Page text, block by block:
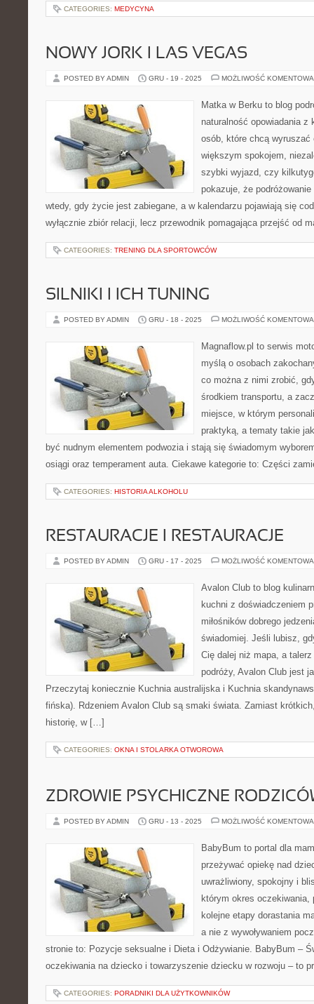
CATEGORIES: MEDYCYNA
NOWY JORK I LAS VEGAS
POSTED BY ADMIN GRU - 19 - 2025 MOŻLIWOŚĆ
Matka w Berku to blog
naturalność opowiadania z
osób, które chcą
większym spokojem,
szybki wyjazd, czy
pokazuje, że
wtedy, gdy życie jest zabiegane, a w kalendarzu pojawiają się
wyłącznie zbiór relacji, lecz przewodnik pomagająca przejść od
CATEGORIES: TRENING DLA SPORTOWCÓW
SILNIKI I ICH TUNING
POSTED BY ADMIN GRU - 18 - 2025 MOŻLIWOŚĆ
Magnaflow.pl to serwis
myślą o osobach
co można z nimi zrobić,
środkiem transportu, a
miejsce, w którym
praktyką, a tematy takie
być nudnym elementem podwozia i stają się świadomym
osiągi oraz temperament auta. Ciekawe kategorie to: Części
CATEGORIES: HISTORIA ALKOHOLU
RESTAURACJE I RESTAURACJE
POSTED BY ADMIN GRU - 17 - 2025 MOŻLIWOŚĆ
Avalon Club to blog
kuchni z doświadczeniem
miłośników dobrego
świadomiej. Jeśli lubisz,
Cię dalej niż mapa, a
podróży, Avalon Club jest
Przeczytaj koniecznie Kuchnia australijska i Kuchnia
fińska). Rdzeniem Avalon Club są smaki świata. Zamiast
historię, w […]
CATEGORIES: OKNA I STOLARKA OTWOROWA
ZDROWIE PSYCHICZNE
POSTED BY ADMIN GRU - 13 - 2025 MOŻLIWOŚĆ
BabyBum to portal dla
przeżywać opiekę nad
uwrażliwiony, spokojny i
którym okres oczekiwania,
kolejne etapy dorastania
a nie z wywoływaniem
stronie to: Pozycje seksualne i Dieta i Odżywianie. BabyBum –
oczekiwania na dziecko i towarzyszenie dziecku w rozwoju – to
CATEGORIES: PORADNIKI DLA UŻYTKOWNIKÓW